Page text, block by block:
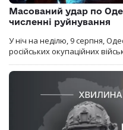
Масований удар по
численні руйнування
У ніч на неділю, 9 серпня,
російських окупаційних